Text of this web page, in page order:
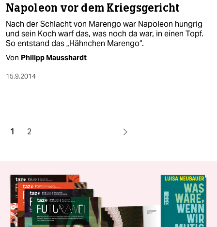
Napoleon vor dem Kriegsgericht
Nach der Schlacht von Marengo war Napoleon hungrig
und sein Koch warf das, was noch da war, in einen Topf.
So entstand das „Hähnchen Marengo“.
Von Philipp Mausshardt
15.9.2014
1 2